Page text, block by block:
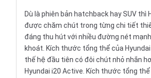
Dù là phiên bản hatchback hay SUV thì
được chăm chút trong từng chi tiết
đáng thu hút với nhiều đường nét
khoát. Kích thước tổng thể của
thế hệ đầu tiên có đôi chút nhỏ nhắn
Hyundai i20 Active. Kích thước tổng thể